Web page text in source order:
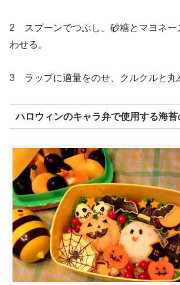
2 スプーンでつぶし、砂糖とマヨネー
わせる。
3 ラップに適量をのせ、クルクルと丸
ハロウィンのキャラ弁で使用する海苔